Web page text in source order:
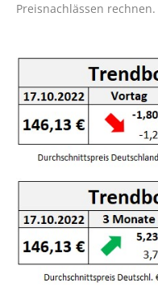
Preisnachlässen rechnen.